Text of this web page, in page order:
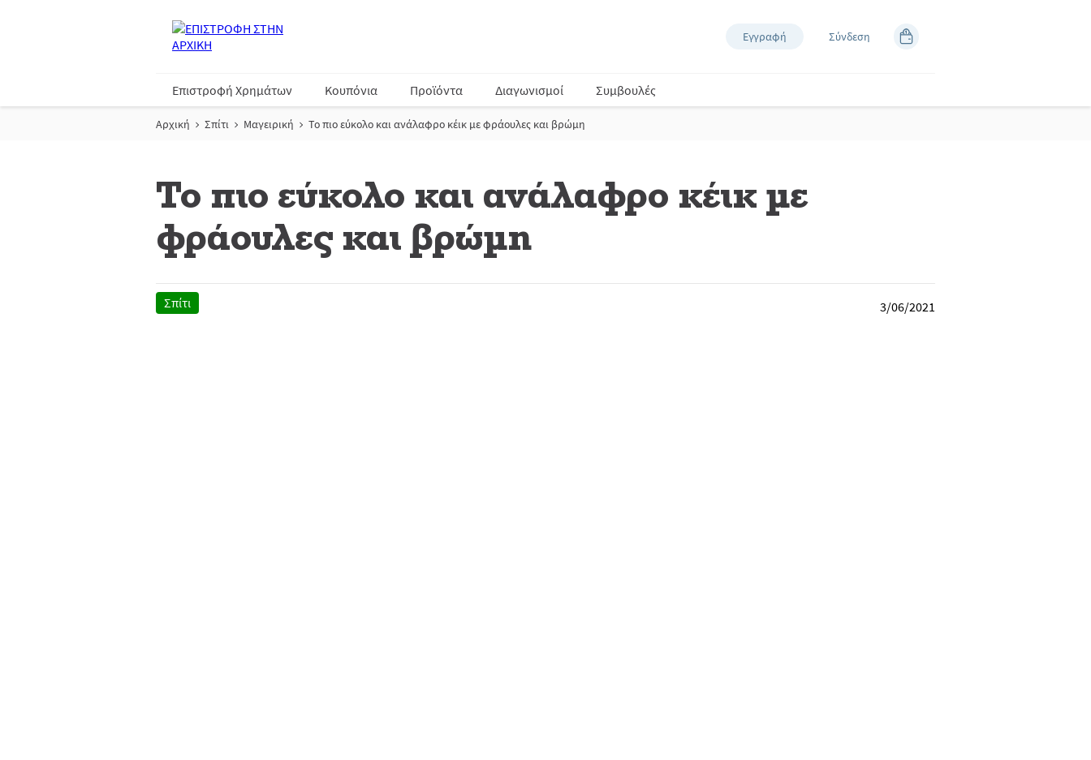
Εγγραφή Σύνδεση
Επιστροφή Χρημάτων Κουπόνια Προϊόντα Διαγωνισμοί Συμβουλές
Αρχική Σπίτι Μαγειρική Το πιο εύκολο και ανάλαφρο κέικ με φράουλες και βρώμη
Το πιο εύκολο και ανάλαφρο κέικ με
φράουλες και βρώμη
Σπίτι 3/06/2021